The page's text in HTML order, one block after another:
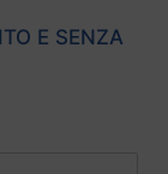
E SENZA